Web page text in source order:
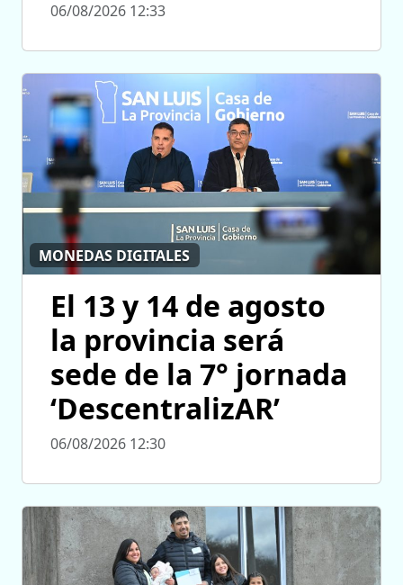
06/08/2026 12:33
MONEDAS DIGITALES
El 13 y 14 de agosto
la provincia será
sede de la 7° jornada
‘DescentralizAR’
06/08/2026 12:30